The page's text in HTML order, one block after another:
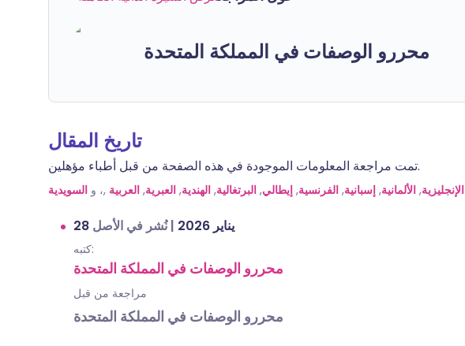
محررو الوصفات في المملكة المتحدة
تاريخ المقال
تمت مراجعة المعلومات الموجودة في هذه الصفحة من قبل أطباء مؤهلين.
الإنجليزية, الألمانية, إسبانية, الفرنسية, إيطالي, البرتغالية, الهندية, العبرية, العربية ,، و السويدية
28 يناير 2026 |نُشر في الأصل
كتبه:
محررو الوصفات في المملكة المتحدة
مراجعة من قبل
محررو الوصفات في المملكة المتحدة